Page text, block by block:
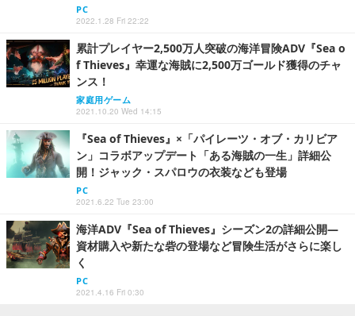
PC
2022.1.28 Fri 22:22
累計プレイヤー2,500万人突破の海洋冒険ADV『Sea o
f Thieves』幸運な海賊に2,500万ゴールド獲得のチャ
ンス！
家庭用ゲーム
2021.10.20 Wed 14:15
『Sea of Thieves』×「パイレーツ・オブ・カリビア
ン」コラボアップデート「ある海賊の一生」詳細公
開！ジャック・スパロウの衣装なども登場
PC
2021.6.22 Tue 23:00
海洋ADV『Sea of Thieves』シーズン2の詳細公開―
資材購入や新たな砦の登場など冒険生活がさらに楽し
く
PC
2021.4.16 Fri 0:30